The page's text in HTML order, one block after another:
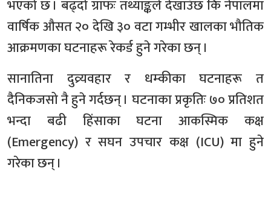
भएको छ । बढ्दो ग्राफः तथ्याङ्कले देखाउँछ कि नेपालमा
वार्षिक औसत २० देखि ३० वटा गम्भीर खालका भौतिक
आक्रमणका घटनाहरू रेकर्ड हुने गरेका छन् ।
सानातिना दुव्र्यवहार र धम्कीका घटनाहरू त
दैनिकजसो नै हुने गर्दछन् । घटनाका प्रकृतिः ७० प्रतिशत
भन्दा बढी हिंसाका घटना आकस्मिक कक्ष
(Emergency) र सघन उपचार कक्ष (ICU) मा हुने
गरेका छन् ।